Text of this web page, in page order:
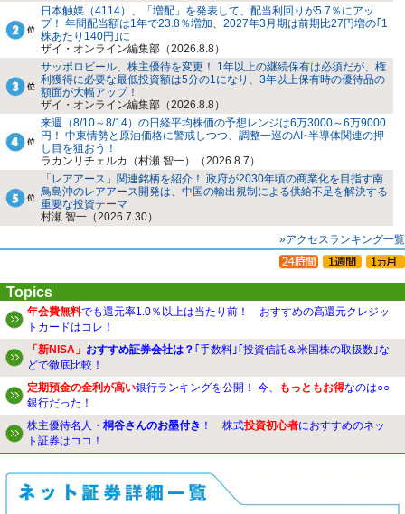
日本触媒（4114）、「増配」を発表して、配当利回りが5.7％にアッ
プ！ 年間配当額は1年で23.8％増加、2027年3月期は前期比27円増の｢1
株あたり140円｣に
ザイ・オンライン編集部（2026.8.8）
サッポロビール、株主優待を変更！ 1年以上の継続保有は必須だが、権
利獲得に必要な最低投資額は5分の1になり、3年以上保有時の優待品の
額面が大幅アップ！
ザイ・オンライン編集部（2026.8.8）
来週（8/10～8/14）の日経平均株価の予想レンジは6万3000～6万9000
円！ 中東情勢と原油価格に警戒しつつ、調整一巡のAI･半導体関連の押
し目を狙おう！
ラカンリチェルカ（村瀬 智一）（2026.8.7）
「レアアース」関連銘柄を紹介！ 政府が2030年頃の商業化を目指す南
鳥島沖のレアアース開発は、中国の輸出規制による供給不足を解決する
重要な投資テーマ
村瀬 智一（2026.7.30）
»アクセスランキング一覧
Topics
年会費無料でも還元率1.0％以上は当たり前！ おすすめの高還元クレジッ
トカードはコレ！
「新NISA」 おすすめ証券会社は？ ｢手数料｣｢投資信託＆米国株の取扱数｣な
どで徹底比較！
定期預金の金利が高い銀行ランキングを公開！ 今、 もっともお得なのは○○
銀行だった！
株主優待名人・ 桐谷さんのお墨付き ！ 株式投資初心者におすすめのネッ
ト証券はココ！